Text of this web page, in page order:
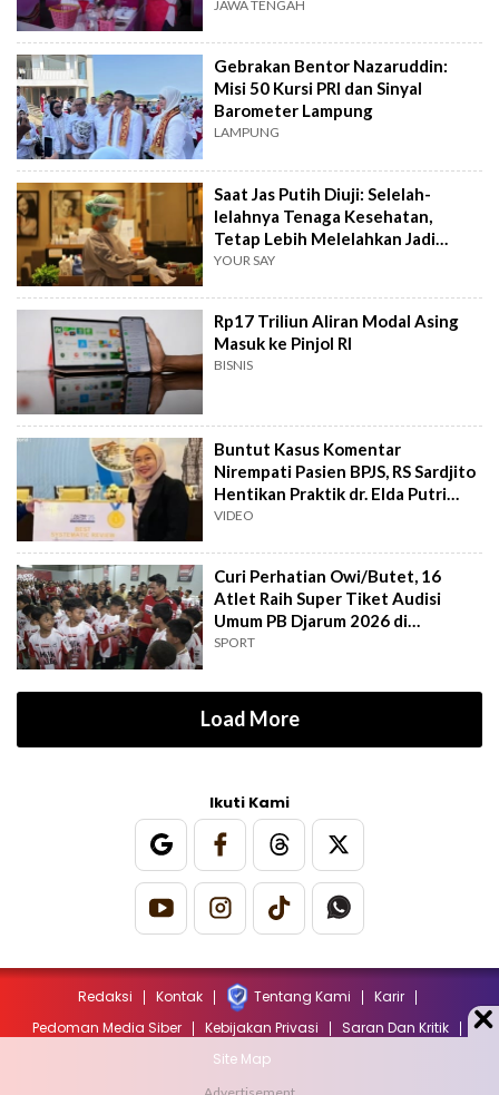
Baru
JAWA TENGAH
Gebrakan Bentor Nazaruddin:
Misi 50 Kursi PRI dan Sinyal
Barometer Lampung
LAMPUNG
Saat Jas Putih Diuji: Selelah-
lelahnya Tenaga Kesehatan,
Tetap Lebih Melelahkan Jadi
Pasien
YOUR SAY
Rp17 Triliun Aliran Modal Asing
Masuk ke Pinjol RI
BISNIS
Buntut Kasus Komentar
Nirempati Pasien BPJS, RS Sardjito
Hentikan Praktik dr. Elda Putri
Rahard
VIDEO
Curi Perhatian Owi/Butet, 16
Atlet Raih Super Tiket Audisi
Umum PB Djarum 2026 di
Makassar
SPORT
Load More
Ikuti Kami
Redaksi Kontak Tentang Kami
Karir
Pedoman Media Siber
Kebijakan Privasi
Saran Dan Kritik
Site Map